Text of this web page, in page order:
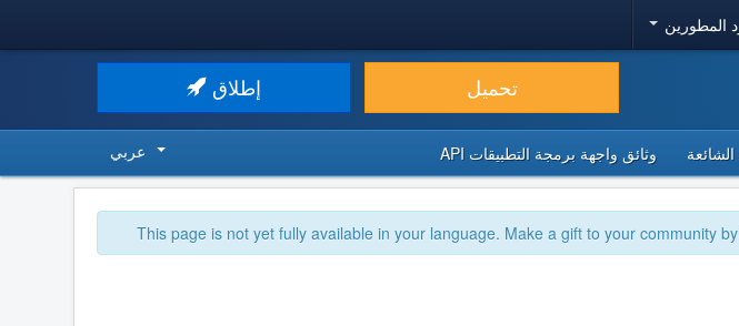
المطورين
تحميل إطلاق
وثائق واجهة برمجة التطبيقات API عربي
This page is not yet fully available in your language. Make a gift to your community